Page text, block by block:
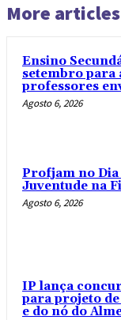
More articles
Ensino
setembro para
professores
Agosto 6, 2026
Profjam no
Juventude na
Agosto 6, 2026
IP lança
para projeto
e do nó do